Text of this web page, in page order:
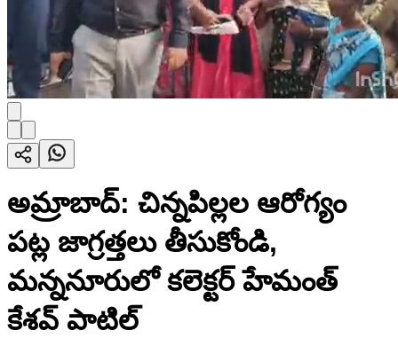
అమ్రాబాద్: చిన్నపిల్లల ఆరోగ్యం
పట్ల జాగ్రత్తలు తీసుకోండి,
మన్ననూరులో కలెక్టర్ హేమంత్
కేశవ్ పాటిల్